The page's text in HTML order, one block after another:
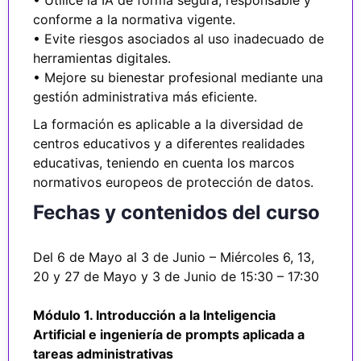
conforme a la normativa vigente.
• Evite riesgos asociados al uso inadecuado de
herramientas digitales.
• Mejore su bienestar profesional mediante una
gestión administrativa más eficiente.
La formación es aplicable a la diversidad de
centros educativos y a diferentes realidades
educativas, teniendo en cuenta los marcos
normativos europeos de protección de datos.
Fechas y contenidos del curso
Del 6 de Mayo al 3 de Junio – Miércoles 6, 13,
20 y 27 de Mayo y 3 de Junio de 15:30 – 17:30
Módulo 1. Introducción a la Inteligencia
Artificial e ingeniería de prompts aplicada a
tareas administrativas